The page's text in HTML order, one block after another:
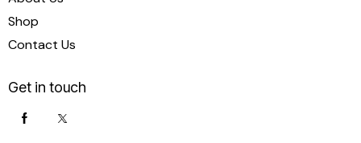
Shop
Contact Us
Get in touch